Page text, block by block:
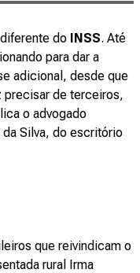
do INSS. Até
para dar a
adicional, desde que
precisar de terceiros,
o advogado
Silva, do escritório
que reivindicam o
rural Irma